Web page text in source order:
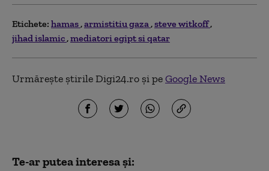
Etichete: hamas armistitiu gaza steve witkoff
jihad islamic mediatori egipt si qatar
Urmărește știrile Digi24.ro și peGoogle News
Te-ar putea interesa și: